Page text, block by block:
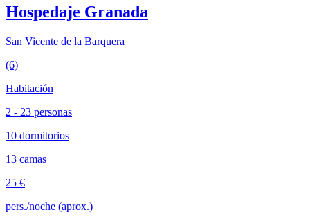
Hospedaje Granada
San Vicente de la Barquera
(6)
Habitación
2 - 23 personas
10 dormitorios
13 camas
25 €
pers./noche (aprox.)